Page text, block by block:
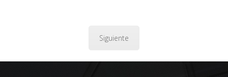
Siguiente